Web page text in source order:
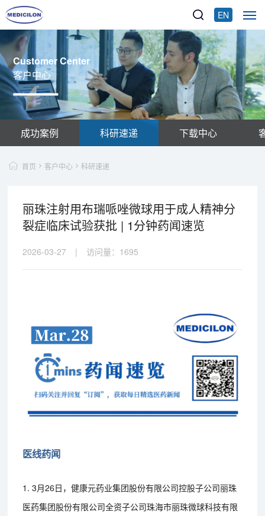
EN
Customer Center
客户中心
成功案例 科研速递 下载中心
首页 客户中心 科研速递
丽珠注射用布瑞哌唑微球用于成人精神分
裂症临床试验获批 | 1分钟药闻速览
2026-03-27 | 访问量： 1695
医线药闻
1. 3月26日，健康元药业集团股份有限公司控股子公司丽珠
医药集团股份有限公司全资子公司珠海市丽珠微球科技有限